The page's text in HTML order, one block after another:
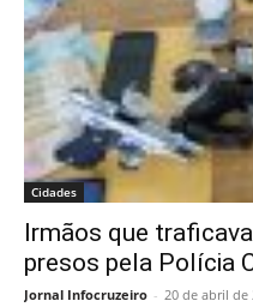
Cidades
Irmãos que
presos pela Polícia
Jornal Infocruzeiro - 20 de abril de